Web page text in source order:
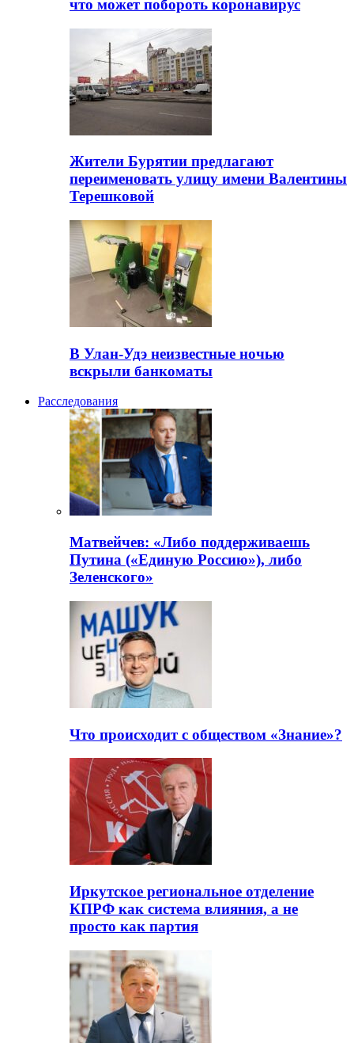
что может побороть коронавирус
Жители Бурятии предлагают
переименовать улицу имени Валентины
Терешковой
В Улан-Удэ неизвестные ночью
вскрыли банкоматы
Расследования
Матвейчев: «Либо поддерживаешь
Путина («Единую Россию»), либо
Зеленского»
Что происходит с обществом «Знание»?
Иркутское региональное отделение
КПРФ как система влияния, а не
просто как партия